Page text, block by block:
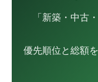
「新築・中古
優先順位と総額